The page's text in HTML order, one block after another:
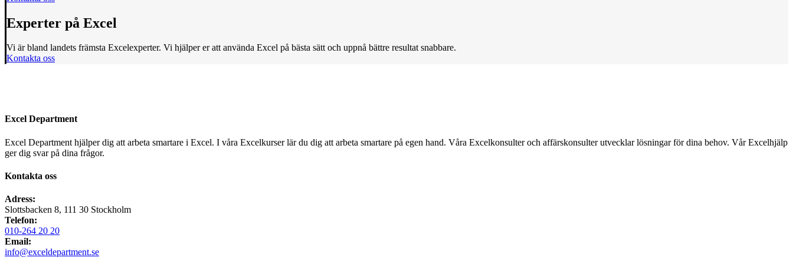
Experter på Excel
Vi är bland landets främsta Excelexperter. Vi hjälper er att använda Excel på bästa sätt och uppnå bättre resultat snabbare.
Kontakta oss
Excel Department
Excel Department hjälper dig att arbeta smartare i Excel. I våra Excelkurser lär du dig att arbeta smartare på egen hand. Våra Excelkonsulter och affärskonsulter utvecklar lösningar för dina behov. Vår Excelhjälp
ger dig svar på dina frågor.
Kontakta oss
Adress:
Slottsbacken 8, 111 30 Stockholm
Telefon:
010-264 20 20
Email:
info@exceldepartment.se